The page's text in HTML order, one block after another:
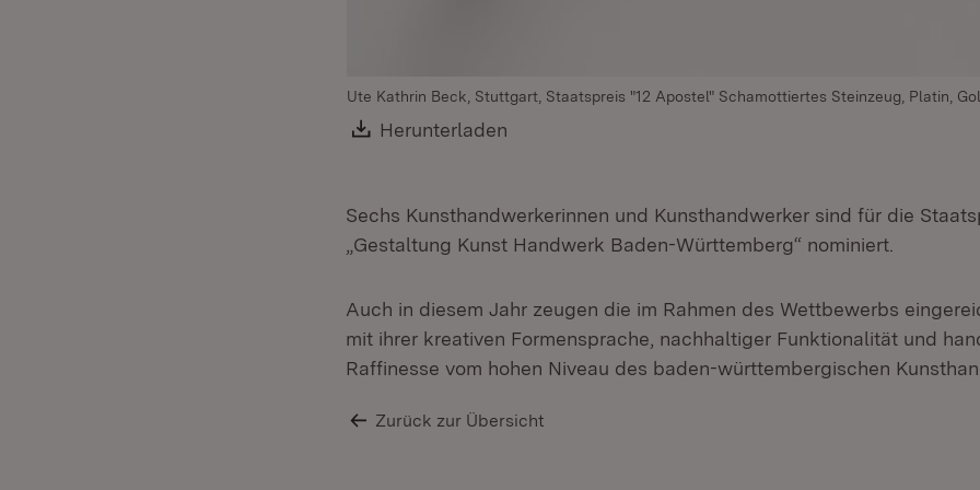
Ute Kathrin Beck, Stuttgart, Staatspreis "12 Apostel" Schamottiertes Steinzeug, Platin,
Download:
Herunterladen
Sechs Kunsthandwerkerinnen und Kunsthandwerker sind für die
„Gestaltung Kunst Handwerk Baden-Württemberg“ nominiert.
Auch in diesem Jahr zeugen die im Rahmen des Wettbewerbs
mit ihrer kreativen Formensprache, nachhaltiger Funktionalität und
Raffinesse vom hohen Niveau des baden-württembergischen
Zurück zur Übersicht